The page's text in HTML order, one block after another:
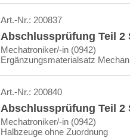
Art.-Nr.: 200837
Abschlussprüfung Teil 2
Mechatroniker/-in (0942)
Ergänzungsmaterialsatz
Art.-Nr.: 200840
Abschlussprüfung Teil 2
Mechatroniker/-in (0942)
Halbzeuge ohne Zuordnung